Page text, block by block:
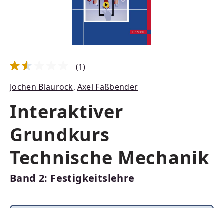
(1)
Jochen Blaurock, Axel Faßbender
Interaktiver
Grundkurs
Technische Mechanik
Band 2: Festigkeitslehre